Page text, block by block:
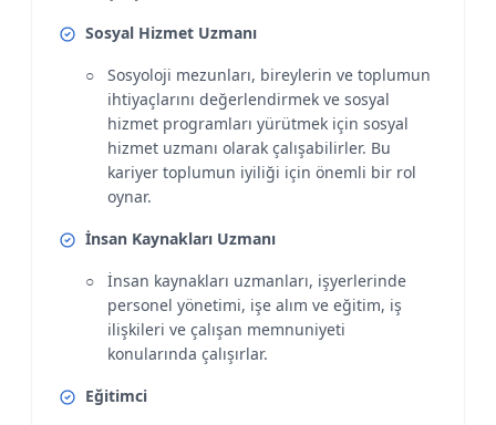
Sosyal Hizmet Uzmanı
Sosyoloji mezunları, bireylerin ve toplumun
ihtiyaçlarını değerlendirmek ve sosyal
hizmet programları yürütmek için sosyal
hizmet uzmanı olarak çalışabilirler. Bu
kariyer toplumun iyiliği için önemli bir rol
oynar.
İnsan Kaynakları Uzmanı
İnsan kaynakları uzmanları, işyerlerinde
personel yönetimi, işe alım ve eğitim, iş
ilişkileri ve çalışan memnuniyeti
konularında çalışırlar.
Eğitimci